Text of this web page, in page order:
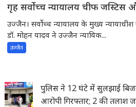
गृह सर्वोच्च न्यायालय चीफ जस्टिस
भूमिपूजन
उज्जैन। सर्वोच्च न्यायालय के मुख्य
डॉ. मोहन यादव ने उज्जैन न्यायिक...
उज्जैन
पुलिस ने 12 घंटे में सुलझाई
आरोपी गिरफ्तार; 2 की तलाश